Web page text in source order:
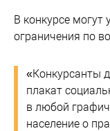
В конкурсе
ограничения по
«Конкурсанты
плакат
в любой
население о